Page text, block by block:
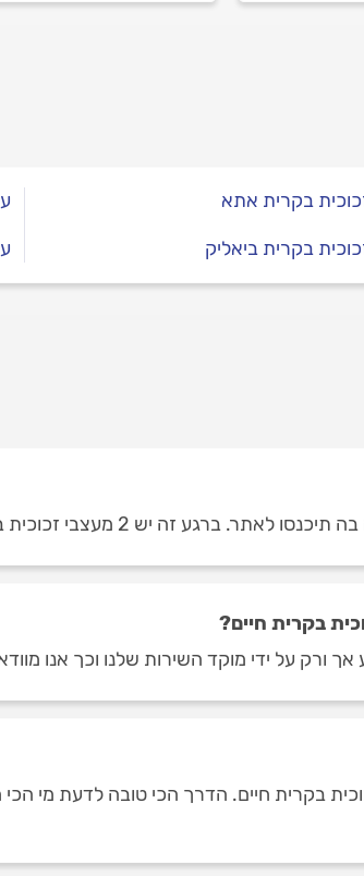
בא.
בקרית אתא
בקרית ביאליק
זה יש 2 מעצבי זכוכית בקרית חיים.
בקרית חיים?
ורק על ידי מוקד השירות שלנו וכך אנו
בקרית חיים. הדרך הכי טובה לדעת מי הכי